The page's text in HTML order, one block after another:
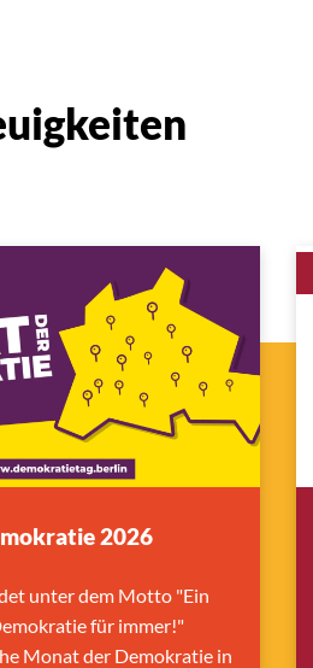
2026
unter dem Motto "Ein
für immer!"
Monat der Demokratie in